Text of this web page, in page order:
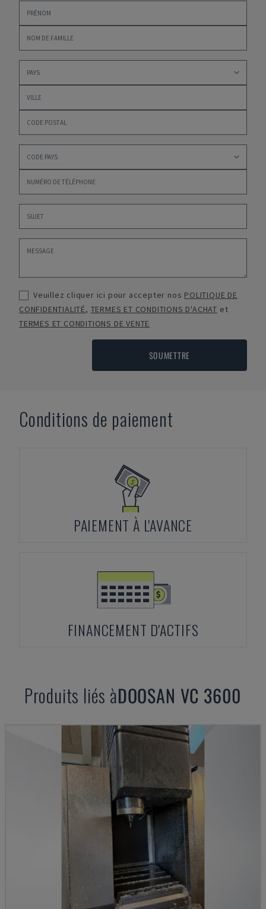
Veuillez cliquer ici pour accepter nos POLITIQUE DE
CONFIDENTIALITÉ, TERMES ET CONDITIONS D'ACHAT et
TERMES ET CONDITIONS DE VENTE
SOUMETTRE
Conditions de paiement
PAIEMENT À L'AVANCE
FINANCEMENT D'ACTIFS
Produits liés àDOOSAN VC 3600